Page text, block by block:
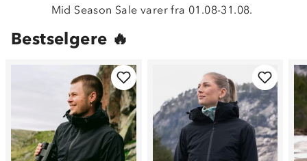
Mid Season Sale varer fra 01.08-31.08.
Bestselgere 🔥